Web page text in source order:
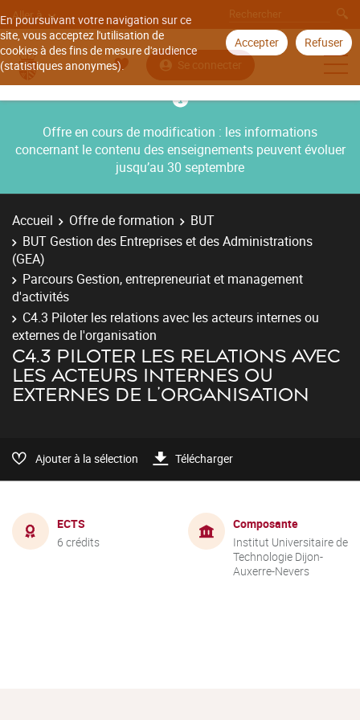
En poursuivant votre navigation sur ce
site, vous acceptez l'utilisation de
cookies à des fins de mesure d'audience
(statistiques anonymes).
Accepter Refuser
Aller à
Se connecter
Offre en cours de modification : les informations
concernant le contenu des enseignements peuvent évoluer
jusqu’au 30 septembre
Accueil Offre de formation
BUT
BUT Gestion des Entreprises et des Administrations
(GEA)
Parcours Gestion, entrepreneuriat et management
d'activités
C4.3 Piloter les relations avec les acteurs internes ou
externes de l'organisation
C4.3 PILOTER LES RELATIONS AVEC
LES ACTEURS INTERNES OU
EXTERNES DE L'ORGANISATION
Ajouter à la sélection Télécharger
ECTS
6 crédits
Composante
Institut Universitaire de
Technologie Dijon-
Auxerre-Nevers